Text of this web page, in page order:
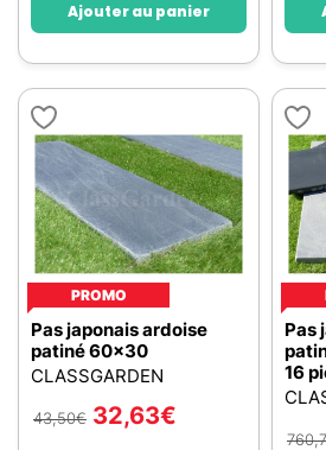
Ajouter au panier
PROMO
Pas japonais ardoise
patiné 60x30
CLASSGARDEN
43,50€ 32,63€
Pas
16